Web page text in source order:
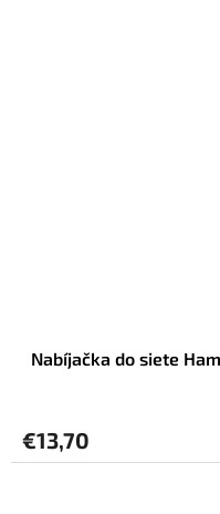
Nabíjačka do siete
€13,70